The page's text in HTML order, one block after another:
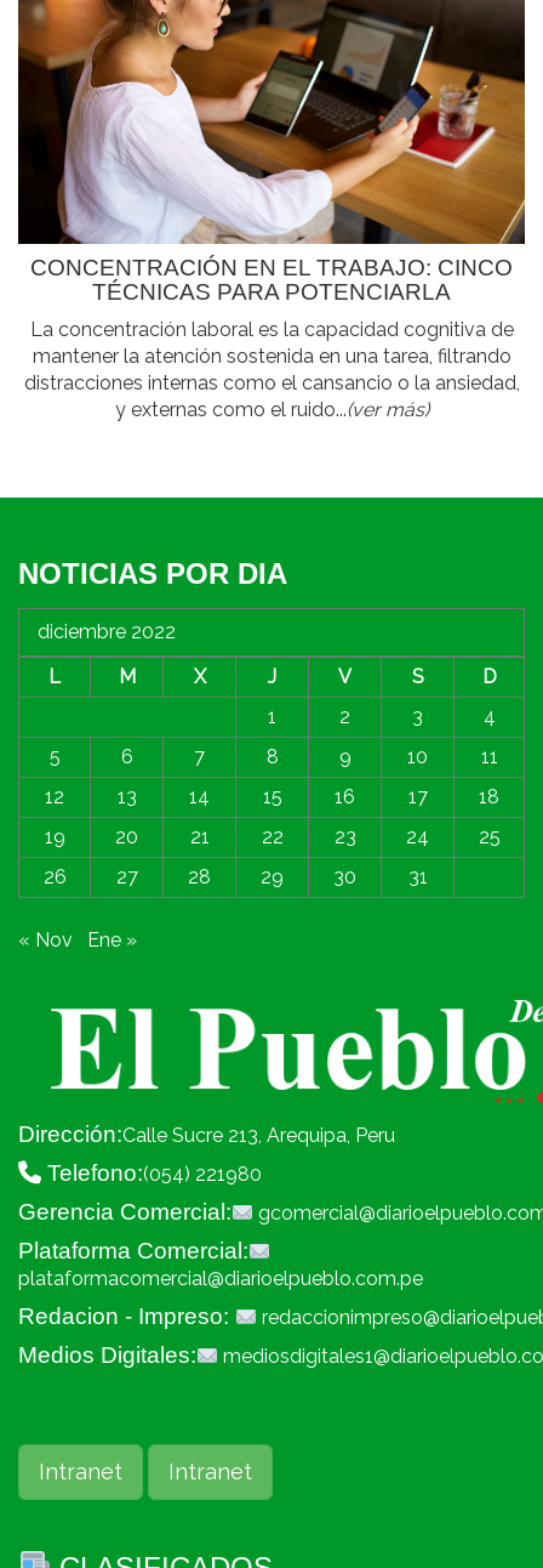
CONCENTRACIÓN EN EL TRABAJO: CINCO
TÉCNICAS PARA POTENCIARLA
La concentración laboral es la capacidad cognitiva de
mantener la atención sostenida en una tarea, filtrando
distracciones internas como el cansancio o la ansiedad,
y externas como el ruido...(ver más)
NOTICIAS POR DIA
diciembre 2022
L
M X J V S
D
1
2 3
4
5
6 7 8 9 10
11
12
13 14 15 16 17
18
19
20 21 22 23 24
25
26
27 28 29 30 31
« Nov Ene »
Dirección:Calle Sucre 213, Arequipa, Peru
Telefono:(054) 221980
Gerencia Comercial:
Plataforma Comercial:
plataformacomercial@diarioelpueblo.com.pe
Redacion - Impreso:
Medios Digitales:
Intranet Intranet